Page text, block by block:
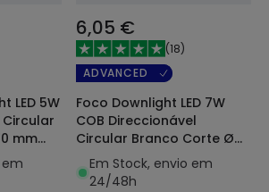
LED 5W
Circular
mm
em
6,05 €
(18)
ADVANCED
Foco Downlight LED 7W
COB Direccionável
Circular Branco Corte Ø
70 mm No Flicker
Em Stock, envio em
24/48h